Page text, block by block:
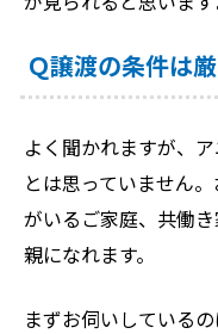
Ｑ譲渡の条件は
よく聞かれますが、
とは思っていません
がいるご家庭、共働
親になれます。
まずお伺いしている